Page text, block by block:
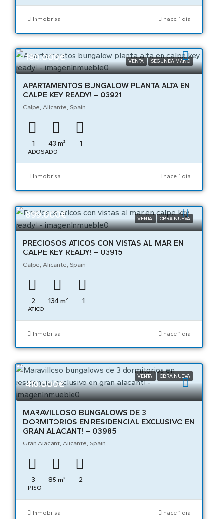
Inmobrisa hace 1 día
VENTA SEGUNDA MANO
180.000€
APARTAMENTOS BUNGALOW PLANTA ALTA EN
CALPE KEY READY! – 03921
Calpe, Alicante, Spain
1 43 m² 1
ADOSADO
Inmobrisa hace 1 día
VENTA OBRA NUEVA
899.000€
PRECIOSOS ATICOS CON VISTAS AL MAR EN
CALPE KEY READY! – 03915
Calpe, Alicante, Spain
2 134m² 1
ÁTICO
Inmobrisa hace 1 día
VENTA OBRA NUEVA
410.000€
MARAVILLOSO BUNGALOWS DE 3
DORMITORIOS EN RESIDENCIAL EXCLUSIVO EN
GRAN ALACANT! – 03985
Gran Alacant, Alicante, Spain
3 85 m² 2
PISO
Inmobrisa hace 1 día